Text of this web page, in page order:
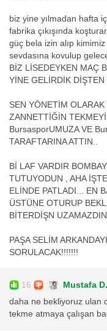
biz yine yılmadan hafta
fabrika çıkışında
güç bela izin alıp
sevdasına kovulup
BİZ LİSEDEYKEN MAÇ
YİNE GELİRDİK
SEN YÖNETİM OLARAK
ZANNETTİĞİN
BursasporUMUZA VE
TARAFTARINA ATTIN..
Bİ LAF VARDIR
TUTUYODUN , AHA
ELİNDE PATLADI... EN
ÜSTÜNE OTURUP
BİTERDİŞN
PAŞA SELİM
SORULACAK!!!!!!!
16 Mustafa D.
daha ne bekliyoruz ulan
tekme atmaya çalışan